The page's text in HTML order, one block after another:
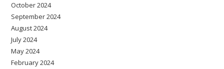
October 2024
September 2024
August 2024
July 2024
May 2024
February 2024